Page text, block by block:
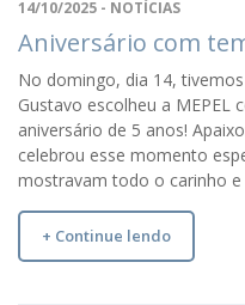
14/10/2025 - NOTÍCIAS
Aniversário com
No domingo, dia 14,
Gustavo escolheu a MEPEL
aniversário de 5 anos!
celebrou esse momento
mostravam todo o carinho
+ Continue lendo